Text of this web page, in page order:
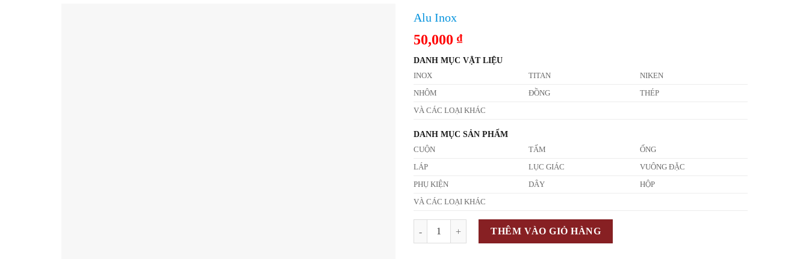
Alu Inox
50,000 ₫
DANH MỤC VẬT LIỆU
INOX TITAN NIKEN
NHÔM ĐỒNG THÉP
VÀ CÁC LOẠI KHÁC
DANH MỤC SẢN PHẨM
CUỘN TẤM ỐNG
LÁP LỤC GIÁC VUÔNG ĐẶC
PHỤ KIỆN DÂY HỘP
VÀ CÁC LOẠI KHÁC
THÊM VÀO GIỎ HÀNG